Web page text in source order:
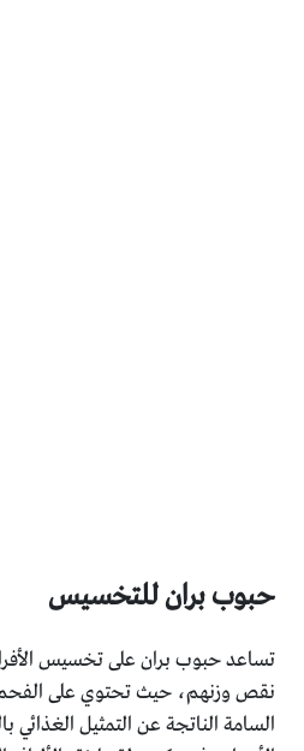
حبوب بران للتخسيس
تساعد حبوب بران على تخسيس
نقص وزنهم، حيث تحتوي على الفحم
السامة الناتجة عن التمثيل الغذائي